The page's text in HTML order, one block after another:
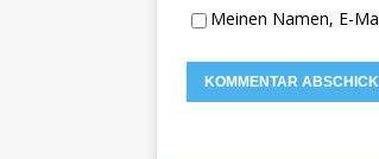
Meinen Namen, E-